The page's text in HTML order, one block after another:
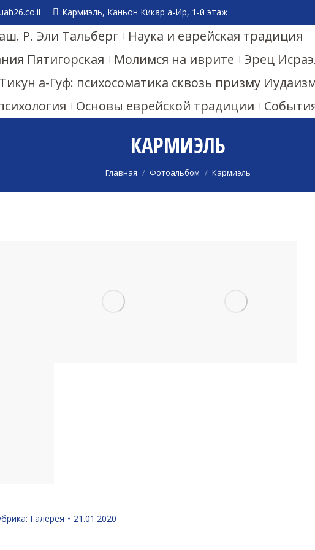
Кармиэль, Каньон Кикар а-Ир, 1-й этаж
Р. Эли Тальберг
Наука и еврейская традиция
Пятигорская
Молимся на иврите
Эрец
Тикун а-Гуф: психосоматика сквозь призму
Основы еврейской традиции
КАРМИЭЛЬ
Вы здесь:
Главная Фотоальбом Кармиэль
Галерея 21.01.2020